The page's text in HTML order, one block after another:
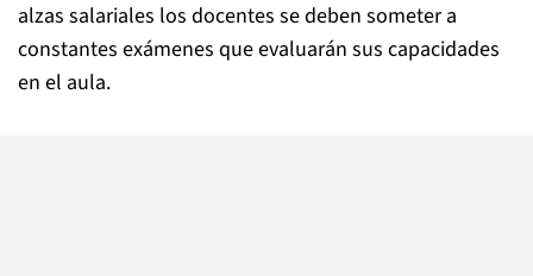
alzas salariales los docentes se deben someter a
constantes exámenes que evaluarán sus capacidades
en el aula.